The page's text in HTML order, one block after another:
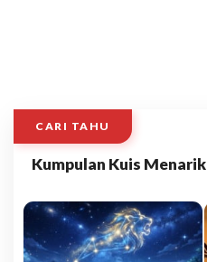
CARI TAHU
Kumpulan Kuis Menarik